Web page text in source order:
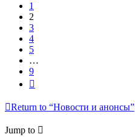
1
2
3
4
5
…
9
Return to “Новости и анонсы”
Jump to